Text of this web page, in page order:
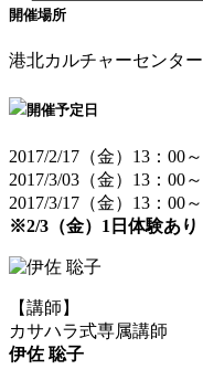
開催場所
港北カルチャーセンター
開催予定日
2017/2/17（金）13：00
2017/3/03（金）13：00
2017/3/17（金）13：00
※2/3（金）1日体験あ
【講師】
カサハラ式専属講師
伊佐 聡子